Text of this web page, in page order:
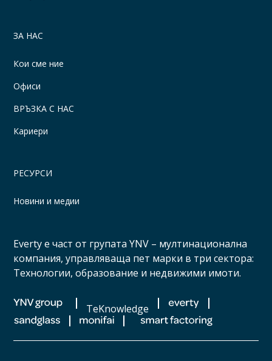
ЗА НАС
Кои сме ние
Офиси
ВРЪЗКА С НАС
Кариери
РЕСУРСИ
Новини и медии
Everty е част от групата YNV – мултинационална
компания, управляваща пет марки в три сектора:
Технологии, образование и недвижими имоти.
TeKnowledge